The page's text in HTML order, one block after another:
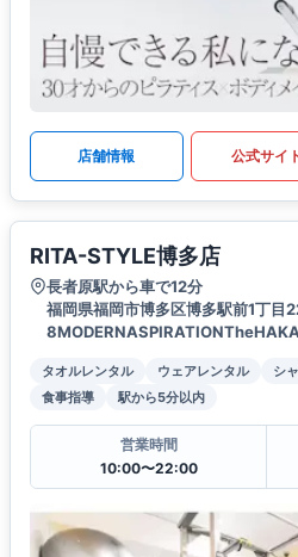
店舗情報 公式サイ
RITA-STYLE博多店
長者原駅から車で12分
福岡県福岡市博多区博多駅前1丁目
タオルレンタル ウェアレンタル シ
食事指導
駅から5分以内
営業時間
10:00〜22:00